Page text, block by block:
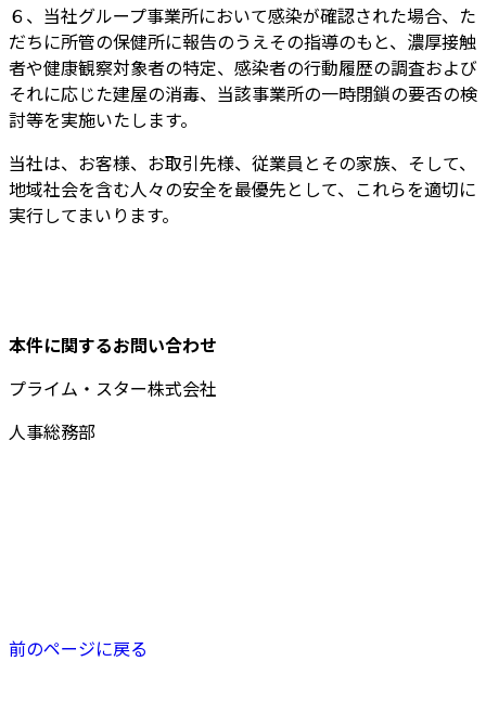
６、当社グループ事業所において感染が確認された場合、た
だちに所管の保健所に報告のうえその指導のもと、濃厚接触
者や健康観察対象者の特定、感染者の行動履歴の調査および
それに応じた建屋の消毒、当該事業所の一時閉鎖の要否の検
討等を実施いたします。
当社は、お客様、お取引先様、従業員とその家族、そして、
地域社会を含む人々の安全を最優先として、これらを適切に
実行してまいります。
本件に関するお問い合わせ
プライム・スター株式会社
人事総務部
前のページに戻る